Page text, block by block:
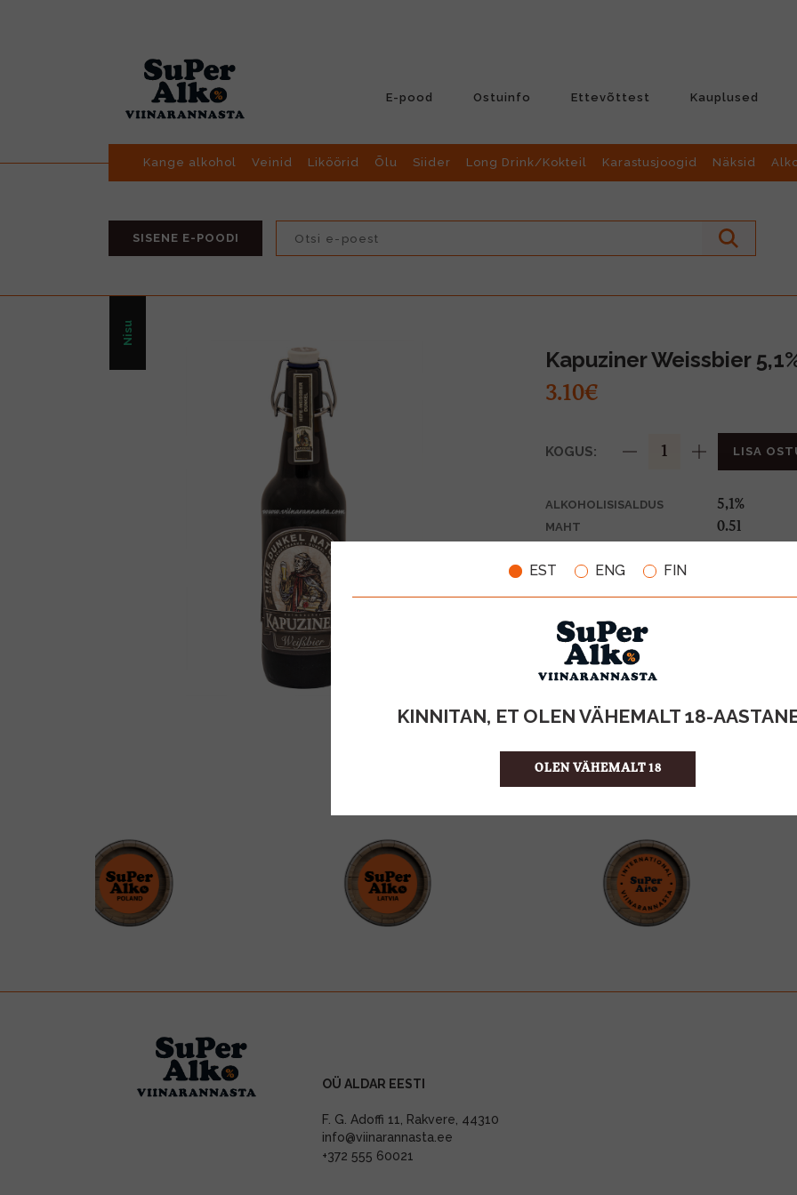
EST ENG FIN
KINNITAN, ET OLEN VÄHEMALT 18-
OLEN VÄHEMALT 18
E-pood Ostuinfo Ettevõttest Kauplused
Kange alkohol Veinid Liköörid Õlu Siider Long Drink/Kokteil Karastusjoogid Näksid
SISENE E-POODI
Nisu
Kapuziner Weissbier
3.10€
KOGUS: LISA
ALKOHOLISISALDUS 5,1%
MAHT 0.5l
TOOTE LIIK
PANT
KOOD
KOGUS KASTIS
OÜ ALDAR EESTI
F. G. Adoffi 11, Rakvere, 44310
info@viinarannasta.ee
+372 555 60021